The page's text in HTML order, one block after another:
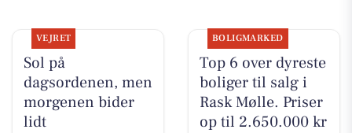
VEJRET
Sol på
dagsordenen, men
morgenen bider
lidt
BOLIGMARKED
Top 6 over dyreste
boliger til salg i
Rask Mølle. Priser
op til 2.650.000 kr